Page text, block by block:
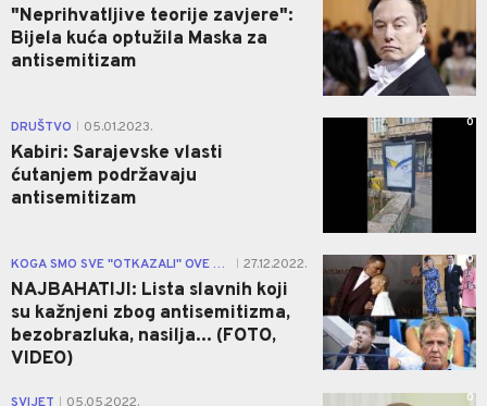
"Neprihvatljive teorije zavjere":
Bijela kuća optužila Maska za
antisemitizam
DRUŠTVO 05.01.2023.
Kabiri: Sarajevske vlasti
ćutanjem podržavaju
antisemitizam
0
KOGA SMO SVE "OTKAZALI" OVE GODINE 27.12.2022.
NAJBAHATIJI: Lista slavnih koji
su kažnjeni zbog antisemitizma,
bezobrazluka, nasilja... (FOTO,
VIDEO)
0
0